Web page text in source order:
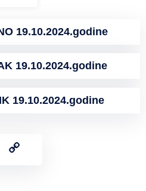
19.10.2024.godine
19.10.2024.godine
19.10.2024.godine
Email